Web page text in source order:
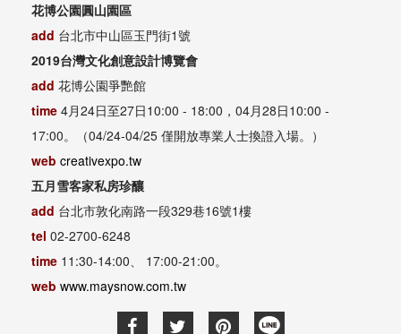
花博公園圓山園區
add 台北市中山區玉門街1號
2019台灣文化創意設計博覽會
add 花博公園爭艷館
time 4月24日至27日10:00 - 18:00，04月28日10:00 -
17:00。（04/24-04/25 僅開放專業人士換證入場。）
web creativexpo.tw
五月雪客家私房珍釀
add 台北市敦化南路一段329巷16號1樓
tel 02-2700-6248
time 11:30-14:00、 17:00-21:00。
web www.maysnow.com.tw